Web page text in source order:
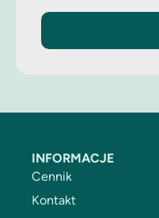
INFORMACJE
Cennik
Kontakt